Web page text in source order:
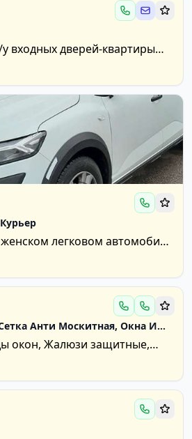
входных дверей-квартиры
двери для подвальных
легковом автомобиле
заказу: дачи, бани,
Анти Москитная, Окна И
0 615 49282
окон, Жалюзи защитные,
и “ День – Ночь''), Сетка...